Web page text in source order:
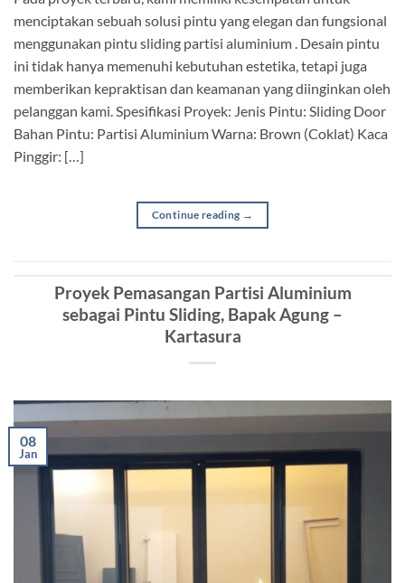
menciptakan sebuah solusi pintu yang elegan dan fungsional
menggunakan pintu sliding partisi aluminium . Desain pintu
ini tidak hanya memenuhi kebutuhan estetika, tetapi juga
memberikan kepraktisan dan keamanan yang diinginkan oleh
pelanggan kami. Spesifikasi Proyek: Jenis Pintu: Sliding Door
Bahan Pintu: Partisi Aluminium Warna: Brown (Coklat) Kaca
Pinggir: […]
Continue reading →
Proyek Pemasangan Partisi Aluminium
sebagai Pintu Sliding, Bapak Agung –
Kartasura
08
Jan